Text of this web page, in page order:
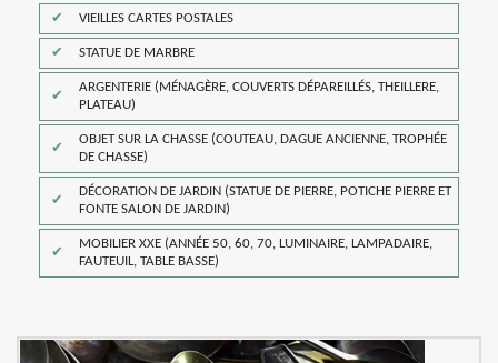
VIEILLES CARTES POSTALES
STATUE DE MARBRE
ARGENTERIE (MÉNAGÈRE, COUVERTS DÉPAREILLÉS, THEILLERE,
PLATEAU)
OBJET SUR LA CHASSE (COUTEAU, DAGUE ANCIENNE, TROPHÉE
DE CHASSE)
DÉCORATION DE JARDIN (STATUE DE PIERRE, POTICHE PIERRE ET
FONTE SALON DE JARDIN)
MOBILIER XXE (ANNÉE 50, 60, 70, LUMINAIRE, LAMPADAIRE,
FAUTEUIL, TABLE BASSE)